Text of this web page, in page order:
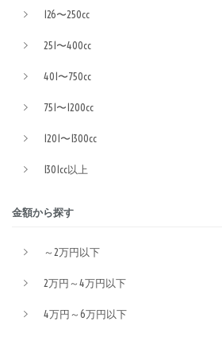
126〜250cc
251〜400cc
401〜750cc
751〜1200cc
1201〜1300cc
1301cc以上
金額から探す
～2万円以下
2万円～4万円以下
4万円～6万円以下